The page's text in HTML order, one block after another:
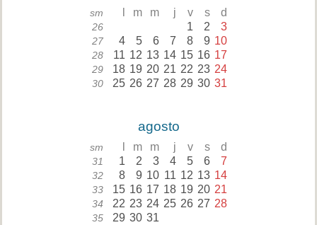
sm m m j v s d
26 1 2 3
27 4 5 6 7 8 9 10
28 11 12 13 14 15 16 17
29 18 19 20 21 22 23 24
30 25 26 27 28 29 30 31
agosto
sm m m j v s d
31 1 2 3 4 5 6 7
32 8 9 10 11 12 13 14
33 15 16 17 18 19 20 21
34 22 23 24 25 26 27 28
35 29 30 31